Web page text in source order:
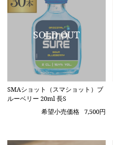
SMAショット（スマショット）ブ
ルーベリー 20ml 長S
希望小売価格 7,500円